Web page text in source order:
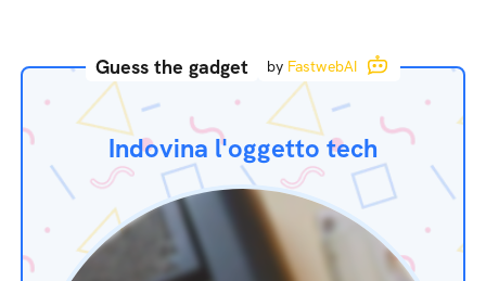
Guess the gadget by FastwebAI
Indovina l'oggetto tech